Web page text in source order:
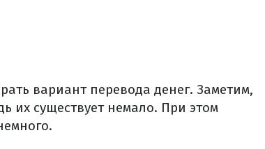
вариант перевода денег. Заметим,
их существует немало. При этом